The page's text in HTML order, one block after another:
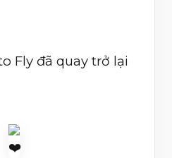
Fly đã quay trở lại